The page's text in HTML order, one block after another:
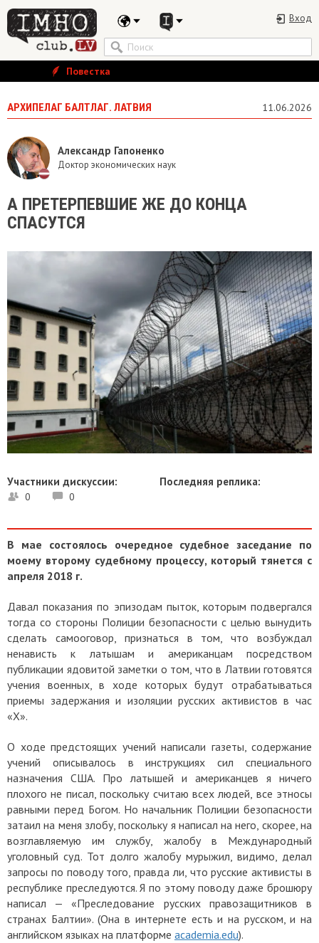
Вход
Повестка
АРХИПЕЛАГ БАЛТЛАГ. ЛАТВИЯ 11.06.2026
Александр Гапоненко
Доктор экономических наук
А ПРЕТЕРПЕВШИЕ ЖЕ ДО КОНЦА
СПАСУТСЯ
Участники дискуссии:
0 0
Последняя реплика:
В мае состоялось очередное судебное заседание по
моему второму судебному процессу, который тянется с
апреля 2018 г.
Давал показания по эпизодам пыток, которым подвергался
тогда со стороны Полиции безопасности с целью вынудить
сделать самооговор, признаться в том, что возбуждал
ненависть к латышам и американцам посредством
публикации ядовитой заметки о том, что в Латвии готовятся
учения военных, в ходе которых будут отрабатываться
приемы задержания и изоляции русских активистов в час
«Х».
О ходе предстоящих учений написали газеты, содержание
учений описывалось в инструкциях сил специального
назначения США. Про латышей и американцев я ничего
плохого не писал, поскольку считаю всех людей, все этносы
равными перед Богом. Но начальник Полиции безопасности
затаил на меня злобу, поскольку я написал на него, скорее, на
возглавляемую им службу, жалобу в Международный
уголовный суд. Тот долго жалобу мурыжил, видимо, делал
запросы по поводу того, правда ли, что русские активисты в
республике преследуются. Я по этому поводу даже брошюру
написал — «Преследование русских правозащитников в
странах Балтии». (Она в интернете есть и на русском, и на
английском языках на платформе academia.edu).